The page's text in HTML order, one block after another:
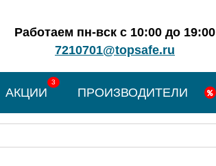
Работаем пн-вск с 10:00 до 19:00
7210701@topsafe.ru
3
АКЦИИ ПРОИЗВОДИТЕЛИ